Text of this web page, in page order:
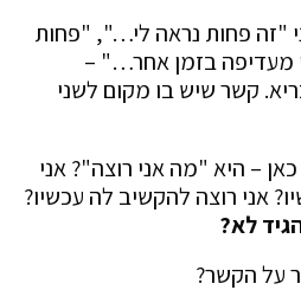
"זה פחות נראה לי…", "פחות
מעדיפה בזמן אחר…" –
קשר שיש בו מקום לשני
– היא "מה אני רוצה"? אני
אני רוצה להקשיב לה עכשיו?
לא?
על הקשר?